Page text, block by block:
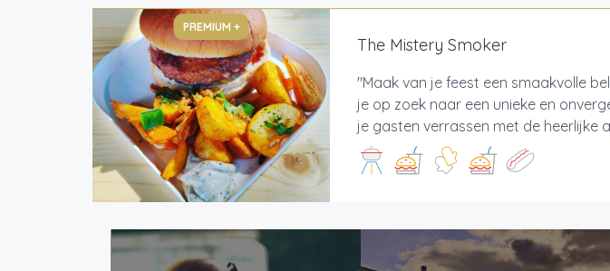
PREMIUM +
The Mistery Smoker
"Maak van je feest een smaakvolle
je op zoek naar een unieke en
je gasten verrassen met de heerlijke